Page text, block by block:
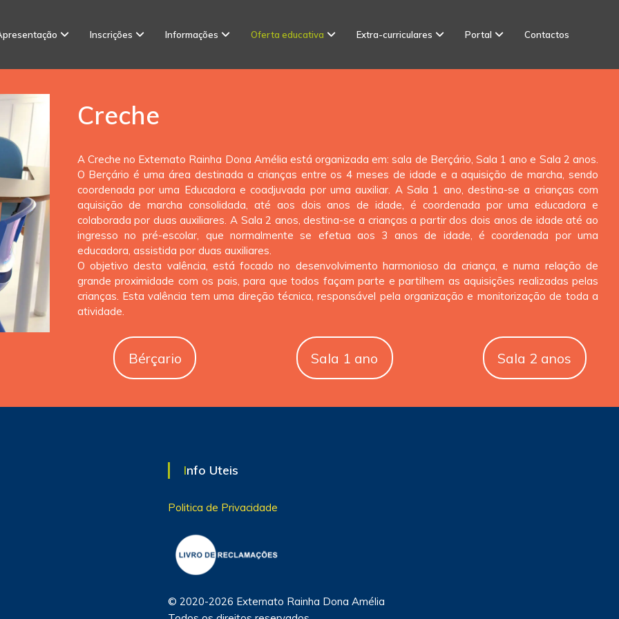
Inscrições Informações Oferta educativa Extra-curriculares Portal Contactos
Creche
A Creche no Externato Rainha Dona Amélia está organizada em: sala de Berçário, Sala 1 ano e Sala 2 anos.
O Berçário é uma área destinada a crianças entre os 4 meses de idade e a aquisição de marcha, sendo
coordenada por uma Educadora e coadjuvada por uma auxiliar. A Sala 1 ano, destina-se a crianças com
aquisição de marcha consolidada, até aos dois anos de idade, é coordenada por uma educadora e
colaborada por duas auxiliares. A Sala 2 anos, destina-se a crianças a partir dos dois anos de idade até ao
ingresso no pré-escolar, que normalmente se efetua aos 3 anos de idade, é coordenada por uma
educadora, assistida por duas auxiliares.
O objetivo desta valência, está focado no desenvolvimento harmonioso da criança, e numa relação de
grande proximidade com os pais, para que todos façam parte e partilhem as aquisições realizadas pelas
crianças. Esta valência tem uma direção técnica, responsável pela organização e monitorização de toda a
atividade.
Bérçario Sala 1 ano Sala 2 anos
Info Uteis
Politica de Privacidade
© 2020-2026 Externato Rainha Dona Amélia